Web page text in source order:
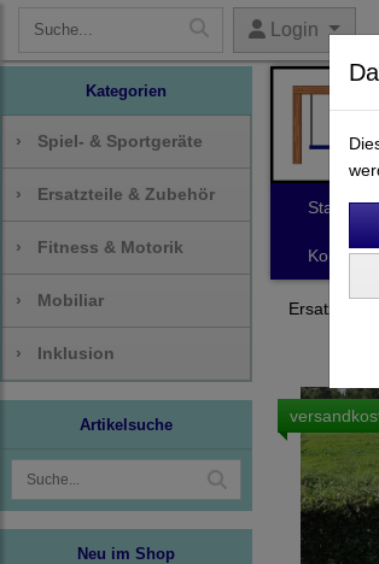
Login
Kategorien
› Spiel- & Sportgeräte
› Ersatzteile & Zubehör
› Fitness & Motorik
› Mobiliar
› Inklusion
Artikelsuche
Neu im Shop
Start
Kontakt
Ersatzteile